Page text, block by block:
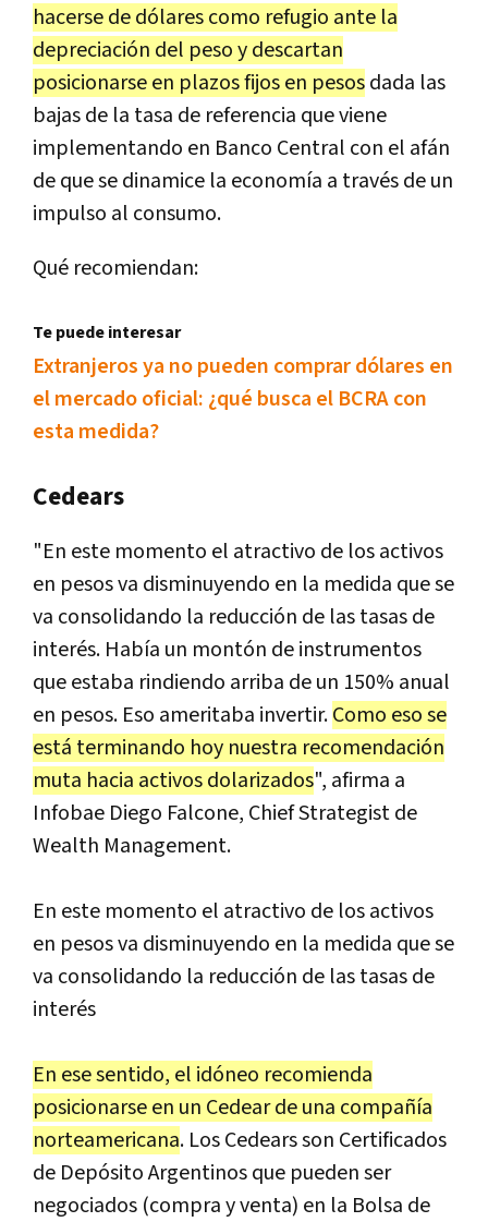
hacerse de dólares como refugio ante la
depreciación del peso y descartan
posicionarse en plazos fijos en pesosdada las
bajas de la tasa de referencia que viene
implementando en Banco Central con el afán
de que se dinamice la economía a través de un
impulso al consumo.
Qué recomiendan:
Te puede interesar
Extranjeros ya no pueden comprar dólares en
el mercado oficial: ¿qué busca el BCRA con
esta medida?
Cedears
"En este momento el atractivo de los activos
en pesos va disminuyendo en la medida que se
va consolidando la reducción de las tasas de
interés. Había un montón de instrumentos
que estaba rindiendo arriba de un 150% anual
en pesos. Eso ameritaba invertir.Como eso se
está terminando hoy nuestra recomendación
muta hacia activos dolarizados", afirma a
Infobae Diego Falcone, Chief Strategist de
Wealth Management.
En este momento el atractivo de los activos
en pesos va disminuyendo en la medida que se
va consolidando la reducción de las tasas de
interés
En ese sentido, el idóneo recomienda
posicionarse en un Cedear de una compañía
norteamericana. Los Cedears son Certificados
de Depósito Argentinos que pueden ser
negociados (compra y venta) en la Bolsa de